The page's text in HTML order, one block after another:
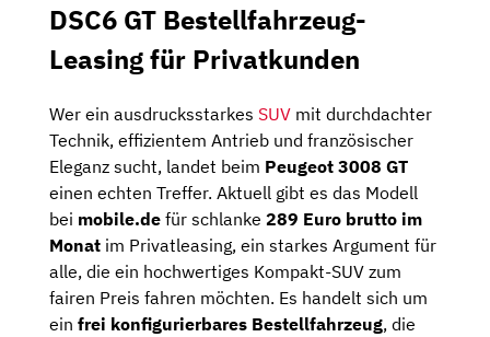
DSC6 GT Bestellfahrzeug-
Leasing für Privatkunden
Wer ein ausdrucksstarkes SUV mit durchdachter
Technik, effizientem Antrieb und französischer
Eleganz sucht, landet beim Peugeot 3008 GT
einen echten Treffer. Aktuell gibt es das Modell
bei mobile.de für schlanke 289 Euro brutto im
Monat im Privatleasing, ein starkes Argument für
alle, die ein hochwertiges Kompakt-SUV zum
fairen Preis fahren möchten. Es handelt sich um
ein frei konfigurierbares Bestellfahrzeug, die